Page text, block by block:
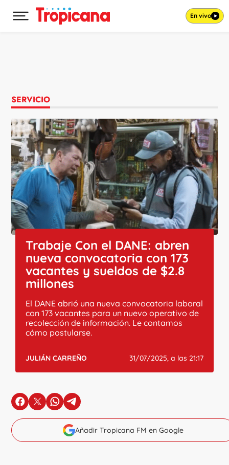
Desplegar menú principal En vivo
SERVICIO
Trabaje Con el DANE: abren
nueva convocatoria con 173
vacantes y sueldos de $2.8
millones
El DANE abrió una nueva convocatoria laboral
con 173 vacantes para un nuevo operativo de
recolección de información. Le contamos
cómo postularse.
JULIÁN CARREÑO 31/07/2025, a las 21:17
en Facebook
en Xen Whatsapp
en Telegram
Añadir Tropicana FM en Google